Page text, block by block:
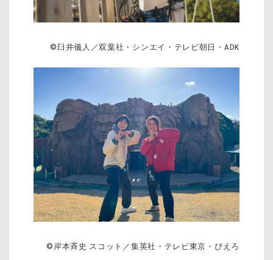
©臼井儀人／双葉社・シンエイ・テレビ朝日・ADK
©岸本斉史 スコット／集英社・テレビ東京・ぴえろ